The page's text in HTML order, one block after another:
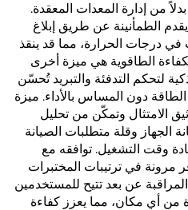
من إدارة المعدات المعقدة.
الطمأنينة عن طريق إبلاغ
في درجات الحرارة، مما قد ينقذ
الطاقوية هي ميزة أخرى
لتحكم التدفئة والتبريد تُحسّن
دون المساس بالأداء. ميزة
الامتثال وتمكّن من تحليل
الجهاز وقلة متطلبات الصيانة
وقت التشغيل. توافقه مع
مرونة في ترتيبات المختبرات
عن بعد تتيح للمستخدمين
من أي مكان، مما يعزز كفاءة